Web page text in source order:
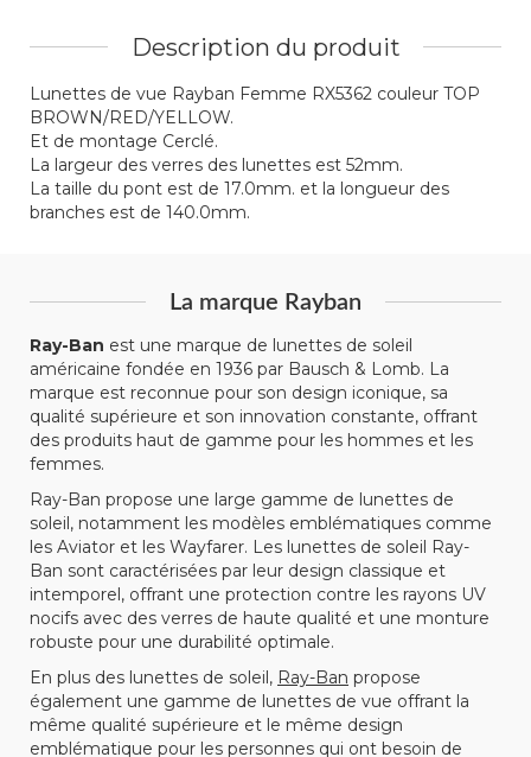
Description du produit
Lunettes de vue Rayban Femme RX5362 couleur TOP
BROWN/RED/YELLOW.
Et de montage Cerclé.
La largeur des verres des lunettes est 52mm.
La taille du pont est de 17.0mm. et la longueur des
branches est de 140.0mm.
La marque Rayban
Ray-Ban est une marque de lunettes de soleil
américaine fondée en 1936 par Bausch & Lomb. La
marque est reconnue pour son design iconique, sa
qualité supérieure et son innovation constante, offrant
des produits haut de gamme pour les hommes et les
femmes.
Ray-Ban propose une large gamme de lunettes de
soleil, notamment les modèles emblématiques comme
les Aviator et les Wayfarer. Les lunettes de soleil Ray-
Ban sont caractérisées par leur design classique et
intemporel, offrant une protection contre les rayons UV
nocifs avec des verres de haute qualité et une monture
robuste pour une durabilité optimale.
En plus des lunettes de soleil, Ray-Ban propose
également une gamme de lunettes de vue offrant la
même qualité supérieure et le même design
emblématique pour les personnes qui ont besoin de